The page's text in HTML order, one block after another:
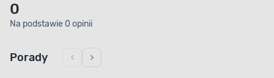
0
Na podstawie 0 opinii
Porady